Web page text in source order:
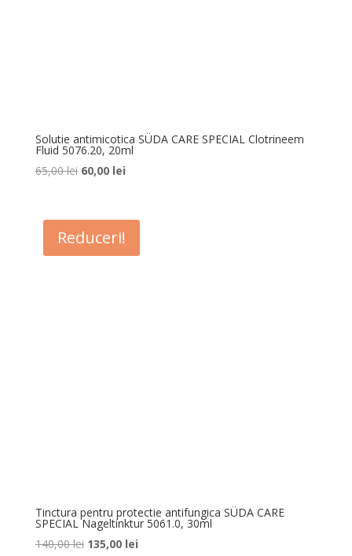
Solutie antimicotica SÜDA CARE SPECIAL Clotrineem
Fluid 5076.20, 20ml
65,00lei Prețul
fost:
65,00 lei.
60,00 leiPrețul
60,00 lei.
Reduceri!
Tinctura pentru protectie antifungica SÜDA CARE
SPECIAL Nageltinktur 5061.0, 30ml
140,00lei Prețul
135,00 leiPrețul